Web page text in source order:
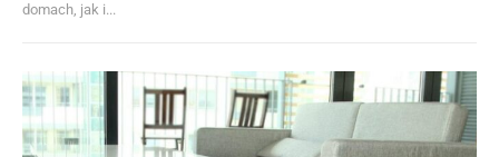
domach, jak i...